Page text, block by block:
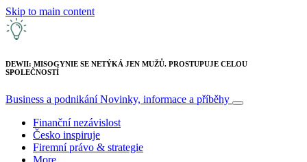
Skip to main content
DEWII: MISOGYNIE SE NETÝKÁ JEN MUŽŮ. PROSTUPUJE CELOU
SPOLEČNOSTÍ
Business a podnikáníNovinky, informace a příběhy
Finanční nezávislost
Česko inspiruje
Firemní právo & strategie
More